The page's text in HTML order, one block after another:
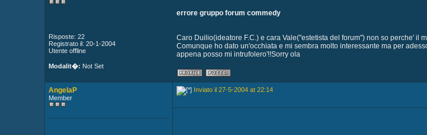
Risposte: 22
Registrato il: 20-1-2004
Utente offline
Modalit�: Not Set
errore gruppo forum commedy
Caro Duilio(ideatore F.C.) e cara Vale("estetista del forum") non so perche'
Comunque ho dato un'occhiata e mi sembra molto interessante ma per
appena posso mi intrufolero'!!Sorry ola
AngelaP
Member
Inviato il 27-5-2004 at 22:14